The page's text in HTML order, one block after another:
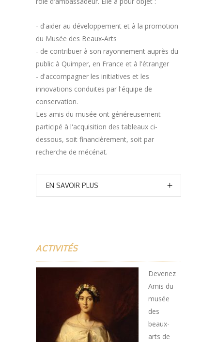
- d'aider au développement et à la promotion
du Musée des Beaux-Arts
- de contribuer à son rayonnement auprès du
public à Quimper, en France et à l'étranger
- d'accompagner les initiatives et les
innovations conduites par l'équipe de
conservation.
Les amis du musée ont généreusement
participé à l'acquisition des tableaux ci-
dessous, soit financièrement, soit par
recherche de mécénat.
EN SAVOIR PLUS
ACTIVITÉS
Devenez
Amis du
musée
des
beaux-
arts de